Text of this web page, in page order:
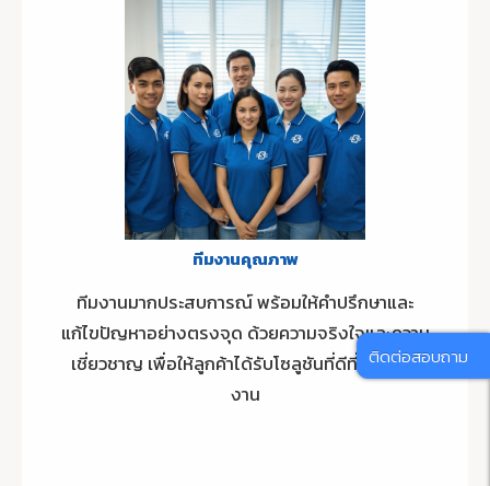
ทีมงานคุณภาพ
ทีมงานมากประสบการณ์ พร้อมให้คำปรึกษาและ
แก้ไขปัญหาอย่างตรงจุด ด้วยความจริงใจและความ
เชี่ยวชาญ เพื่อให้ลูกค้าได้รับโซลูชันที่ดีที่สุดในทุก
งาน
ติดต่อสอบถาม